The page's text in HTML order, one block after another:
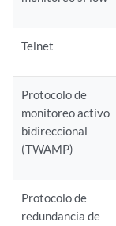
Telnet
Protocolo de
monitoreo activo
bidireccional
(TWAMP)
Protocolo de
redundancia de